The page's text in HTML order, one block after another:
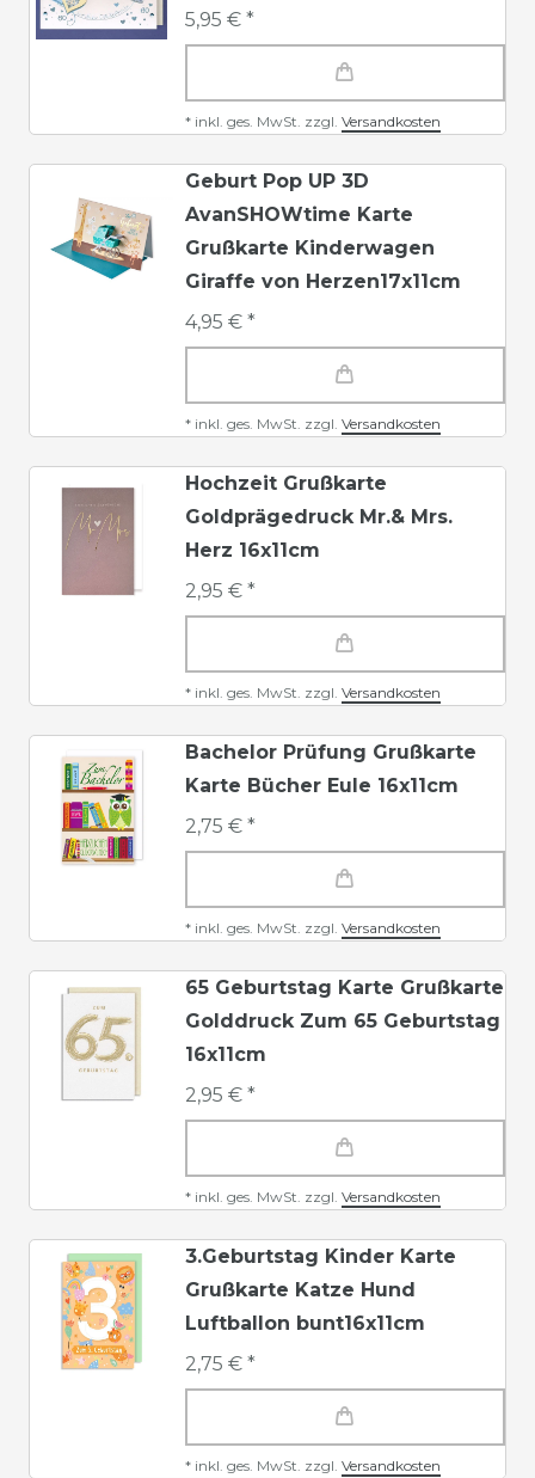
5,95 € *
* inkl. ges. MwSt. zzgl. Versandkosten
Geburt Pop UP 3D
AvanSHOWtime Karte
Grußkarte Kinderwagen
Giraffe von Herzen17x11cm
4,95 € *
* inkl. ges. MwSt. zzgl. Versandkosten
Hochzeit Grußkarte
Goldprägedruck Mr.& Mrs.
Herz 16x11cm
2,95 € *
* inkl. ges. MwSt. zzgl. Versandkosten
Bachelor Prüfung Grußkarte
Karte Bücher Eule 16x11cm
2,75 € *
* inkl. ges. MwSt. zzgl. Versandkosten
65 Geburtstag Karte Grußkarte
Golddruck Zum 65 Geburtstag
16x11cm
2,95 € *
* inkl. ges. MwSt. zzgl. Versandkosten
3.Geburtstag Kinder Karte
Grußkarte Katze Hund
Luftballon bunt16x11cm
2,75 € *
* inkl. ges. MwSt. zzgl. Versandkosten